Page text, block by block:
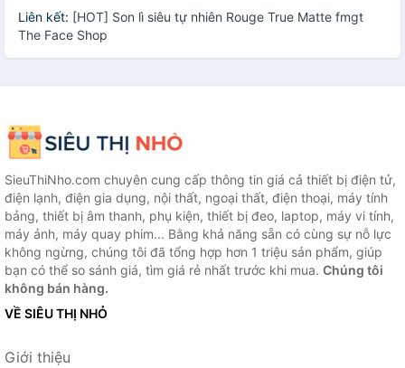
Liên kết: [HOT] Son lì siêu tự nhiên Rouge True Matte fmgt
The Face Shop
SieuThiNho.com chuyên cung cấp thông tin giá cả thiết bị điện tử,
điện lạnh, điện gia dụng, nội thất, ngoại thất, điện thoại, máy tính
bảng, thiết bị âm thanh, phụ kiện, thiết bị đeo, laptop, máy vi tính,
máy ảnh, máy quay phim... Bằng khả năng sẵn có cùng sự nỗ lực
không ngừng, chúng tôi đã tổng hợp hơn 1 triệu sản phẩm, giúp
bạn có thể so sánh giá, tìm giá rẻ nhất trước khi mua. Chúng tôi
không bán hàng.
VỀ SIÊU THỊ NHỎ
Giới thiệu